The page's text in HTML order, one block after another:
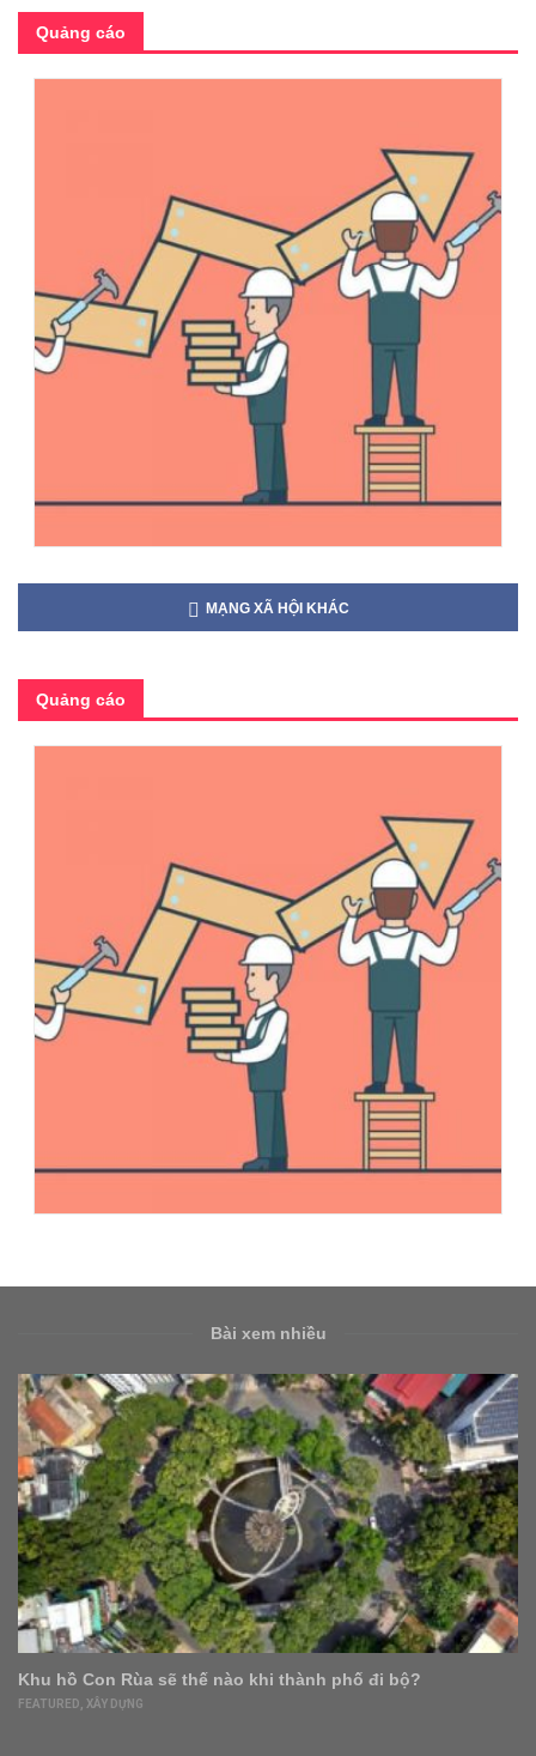
Quảng cáo
MẠNG XÃ HỘI KHÁC
Quảng cáo
Bài xem nhiều
Khu hồ Con Rùa sẽ thế nào khi thành phố đi bộ?
FEATURED, XÂY DỰNG